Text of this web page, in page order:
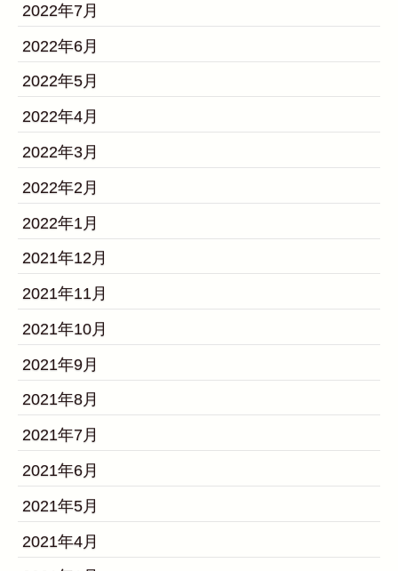
2022年7月
2022年6月
2022年5月
2022年4月
2022年3月
2022年2月
2022年1月
2021年12月
2021年11月
2021年10月
2021年9月
2021年8月
2021年7月
2021年6月
2021年5月
2021年4月